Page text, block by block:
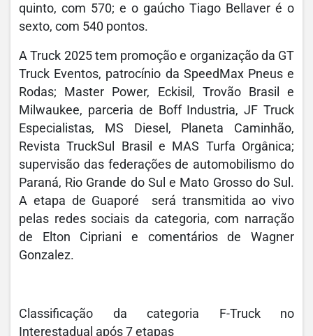
quinto, com 570; e o gaúcho Tiago Bellaver é o
sexto, com 540 pontos.
A Truck 2025 tem promoção e organização da GT
Truck Eventos, patrocínio da SpeedMax Pneus e
Rodas; Master Power, Eckisil, Trovão Brasil e
Milwaukee, parceria de Boff Industria, JF Truck
Especialistas, MS Diesel, Planeta Caminhão,
Revista TruckSul Brasil e MAS Turfa Orgânica;
supervisão das federações de automobilismo do
Paraná, Rio Grande do Sul e Mato Grosso do Sul.
A etapa de Guaporé será transmitida ao vivo
pelas redes sociais da categoria, com narração
de Elton Cipriani e comentários de Wagner
Gonzalez.
Classificação da categoria F-Truck no
Interestadual após 7 etapas